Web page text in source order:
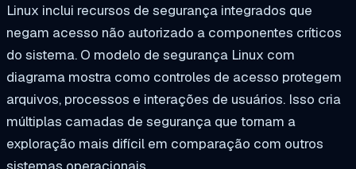
Linux inclui recursos de segurança integrados que
negam acesso não autorizado a componentes críticos
do sistema. O modelo de segurança Linux com
diagrama mostra como controles de acesso protegem
arquivos, processos e interações de usuários. Isso cria
múltiplas camadas de segurança que tornam a
exploração mais difícil em comparação com outros